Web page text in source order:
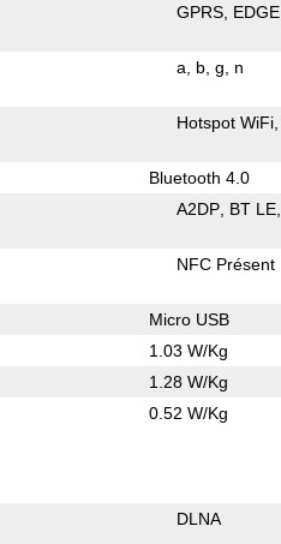
GPRS EDGE
a b g n
Hotspot WiFi
Bluetooth 4.0
A2DP BT LE
NFC Présent
Micro USB
1.03 W/Kg
1.28 W/Kg
0.52 W/Kg
DLNA